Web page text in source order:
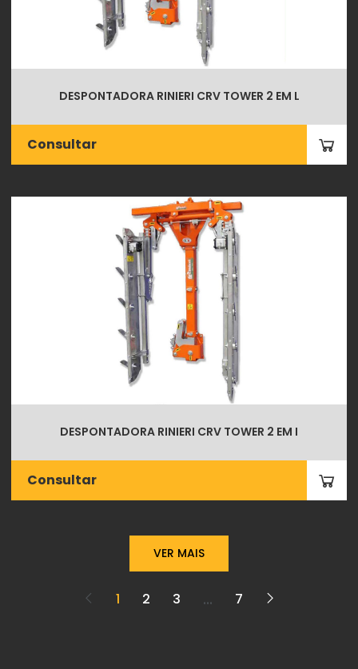
DESPONTADORA RINIERI CRV TOWER 2 EM L
Consultar
DESPONTADORA RINIERI CRV TOWER 2 EM I
Consultar
VER MAIS
1 2 3 ... 7